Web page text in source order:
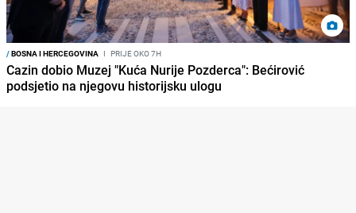
/BOSNA I HERCEGOVINA I PRIJE OKO 7H
Cazin dobio Muzej "Kuća Nurije Pozderca": Bećirović
podsjetio na njegovu historijsku ulogu